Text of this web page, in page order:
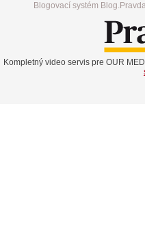
Blogovací systém
Kompletný video servis pre OUR